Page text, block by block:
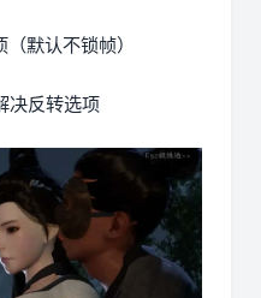
默认不锁帧）
决反转选项